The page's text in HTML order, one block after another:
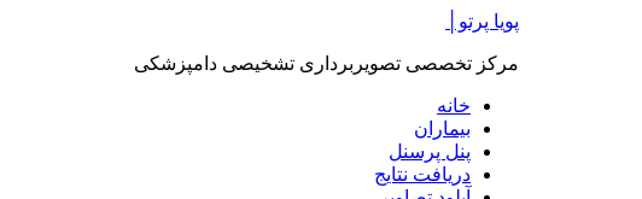
پویا پرتو│
مرکز تخصصی تصویربرداری تشخیصی دامپزشکی
خانه
بیماران
پنل پرسنل
دریافت نتایج